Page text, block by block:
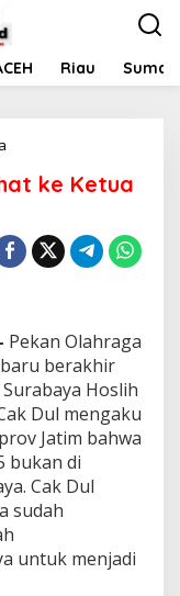
Riau
t
K
O
u
r
a
b
a
y
a
C
u
r
h
a
ke Ketua
Pekan Olahraga
berakhir
Hoslih
Dul mengaku
Jatim bahwa
bukan di
Cak Dul
sudah
untuk menjadi